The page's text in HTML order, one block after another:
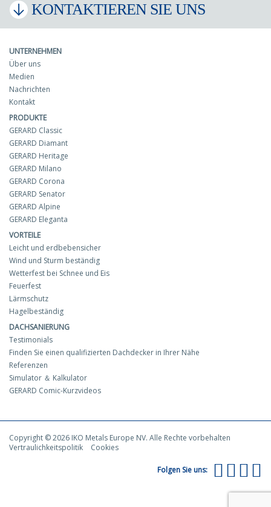
KONTAKTIEREN SIE UNS
UNTERNEHMEN
Über uns
Medien
Nachrichten
Kontakt
PRODUKTE
GERARD Classic
GERARD Diamant
GERARD Heritage
GERARD Milano
GERARD Corona
GERARD Senator
GERARD Alpine
GERARD Eleganta
VORTEILE
Leicht und erdbebensicher
Wind und Sturm beständig
Wetterfest bei Schnee und Eis
Feuerfest
Lärmschutz
Hagelbeständig
DACHSANIERUNG
Testimonials
Finden Sie einen qualifizierten Dachdecker in Ihrer Nähe
Referenzen
Simulator ＆ Kalkulator
GERARD Comic-Kurzvideos
Copyright © 2026 IKO Metals Europe NV. Alle Rechte vorbehalten
Vertraulichkeitspolitik
Cookies
Folgen Sie uns: